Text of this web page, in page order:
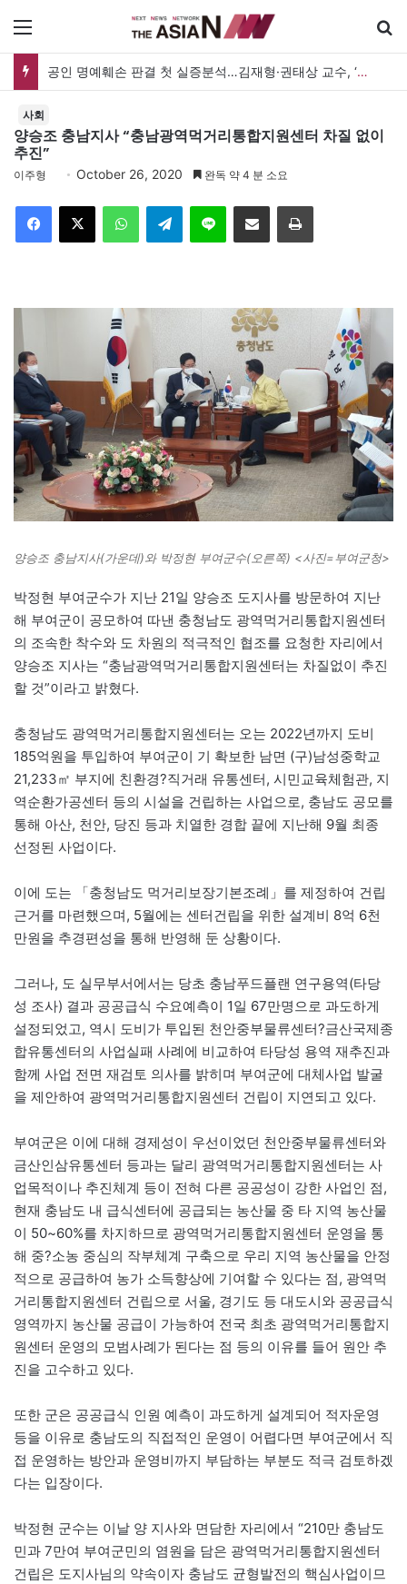
공인 명예훼손 판결 첫 실증분석…김재형·권태상 교수, ‘공인 보도준칙’ 제안도
사회
양승조 충남지사 “충남광역먹거리통합지원센터 차질 없이
추진”
이주형 October 26, 2020 완독 약 4 분 소요
Telegram 이메일
양승조 충남지사(가운데)와 박정현 부여군수(오른쪽) <사진=부여군청>
박정현 부여군수가 지난 21일 양승조 도지사를 방문하여 지난
해 부여군이 공모하여 따낸 충청남도 광역먹거리통합지원센터
의 조속한 착수와 도 차원의 적극적인 협조를 요청한 자리에서
양승조 지사는 “충남광역먹거리통합지원센터는 차질없이 추진
할 것”이라고 밝혔다.
충청남도 광역먹거리통합지원센터는 오는 2022년까지 도비
185억원을 투입하여 부여군이 기 확보한 남면 (구)남성중학교
21,233㎡ 부지에 친환경?직거래 유통센터, 시민교육체험관, 지
역순환가공센터 등의 시설을 건립하는 사업으로, 충남도 공모를
통해 아산, 천안, 당진 등과 치열한 경합 끝에 지난해 9월 최종
선정된 사업이다.
이에 도는 「충청남도 먹거리보장기본조례」를 제정하여 건립
근거를 마련했으며, 5월에는 센터건립을 위한 설계비 8억 6천
만원을 추경편성을 통해 반영해 둔 상황이다.
그러나, 도 실무부서에서는 당초 충남푸드플랜 연구용역(타당
성 조사) 결과 공공급식 수요예측이 1일 67만명으로 과도하게
설정되었고, 역시 도비가 투입된 천안중부물류센터?금산국제종
합유통센터의 사업실패 사례에 비교하여 타당성 용역 재추진과
함께 사업 전면 재검토 의사를 밝히며 부여군에 대체사업 발굴
을 제안하여 광역먹거리통합지원센터 건립이 지연되고 있다.
부여군은 이에 대해 경제성이 우선이었던 천안중부물류센터와
금산인삼유통센터 등과는 달리 광역먹거리통합지원센터는 사
업목적이나 추진체계 등이 전혀 다른 공공성이 강한 사업인 점,
현재 충남도 내 급식센터에 공급되는 농산물 중 타 지역 농산물
이 50~60%를 차지하므로 광역먹거리통합지원센터 운영을 통
해 중?소농 중심의 작부체계 구축으로 우리 지역 농산물을 안정
적으로 공급하여 농가 소득향상에 기여할 수 있다는 점, 광역먹
거리통합지원센터 건립으로 서울, 경기도 등 대도시와 공공급식
영역까지 농산물 공급이 가능하여 전국 최초 광역먹거리통합지
원센터 운영의 모범사례가 된다는 점 등의 이유를 들어 원안 추
진을 고수하고 있다.
또한 군은 공공급식 인원 예측이 과도하게 설계되어 적자운영
등을 이유로 충남도의 직접적인 운영이 어렵다면 부여군에서 직
접 운영하는 방안과 운영비까지 부담하는 부분도 적극 검토하겠
다는 입장이다.
박정현 군수는 이날 양 지사와 면담한 자리에서 “210만 충남도
민과 7만여 부여군민의 염원을 담은 광역먹거리통합지원센터
건립은 도지사님의 약속이자 충남도 균형발전의 핵심사업이므